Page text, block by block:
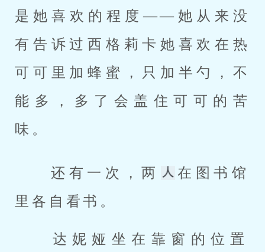
是她喜欢的程度——她从来没
有告诉过西格莉卡她喜欢在热
可可里加蜂蜜，只加半勺，不
能多，多了会盖住可可的苦
味。
还有一次，两
在图书馆
里各自看书。